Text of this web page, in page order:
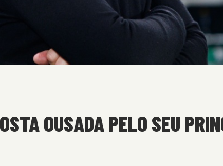
OUSADA PELO SEU